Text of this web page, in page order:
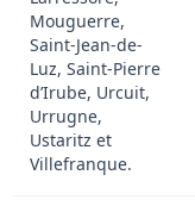
Mouguerre,
Saint-Jean-de-
Luz, Saint-Pierre
d’Irube, Urcuit,
Urrugne,
Ustaritz et
Villefranque.